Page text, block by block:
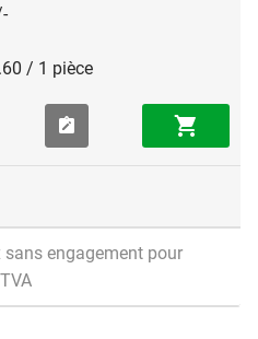
/ 1 pièce
engagement pour